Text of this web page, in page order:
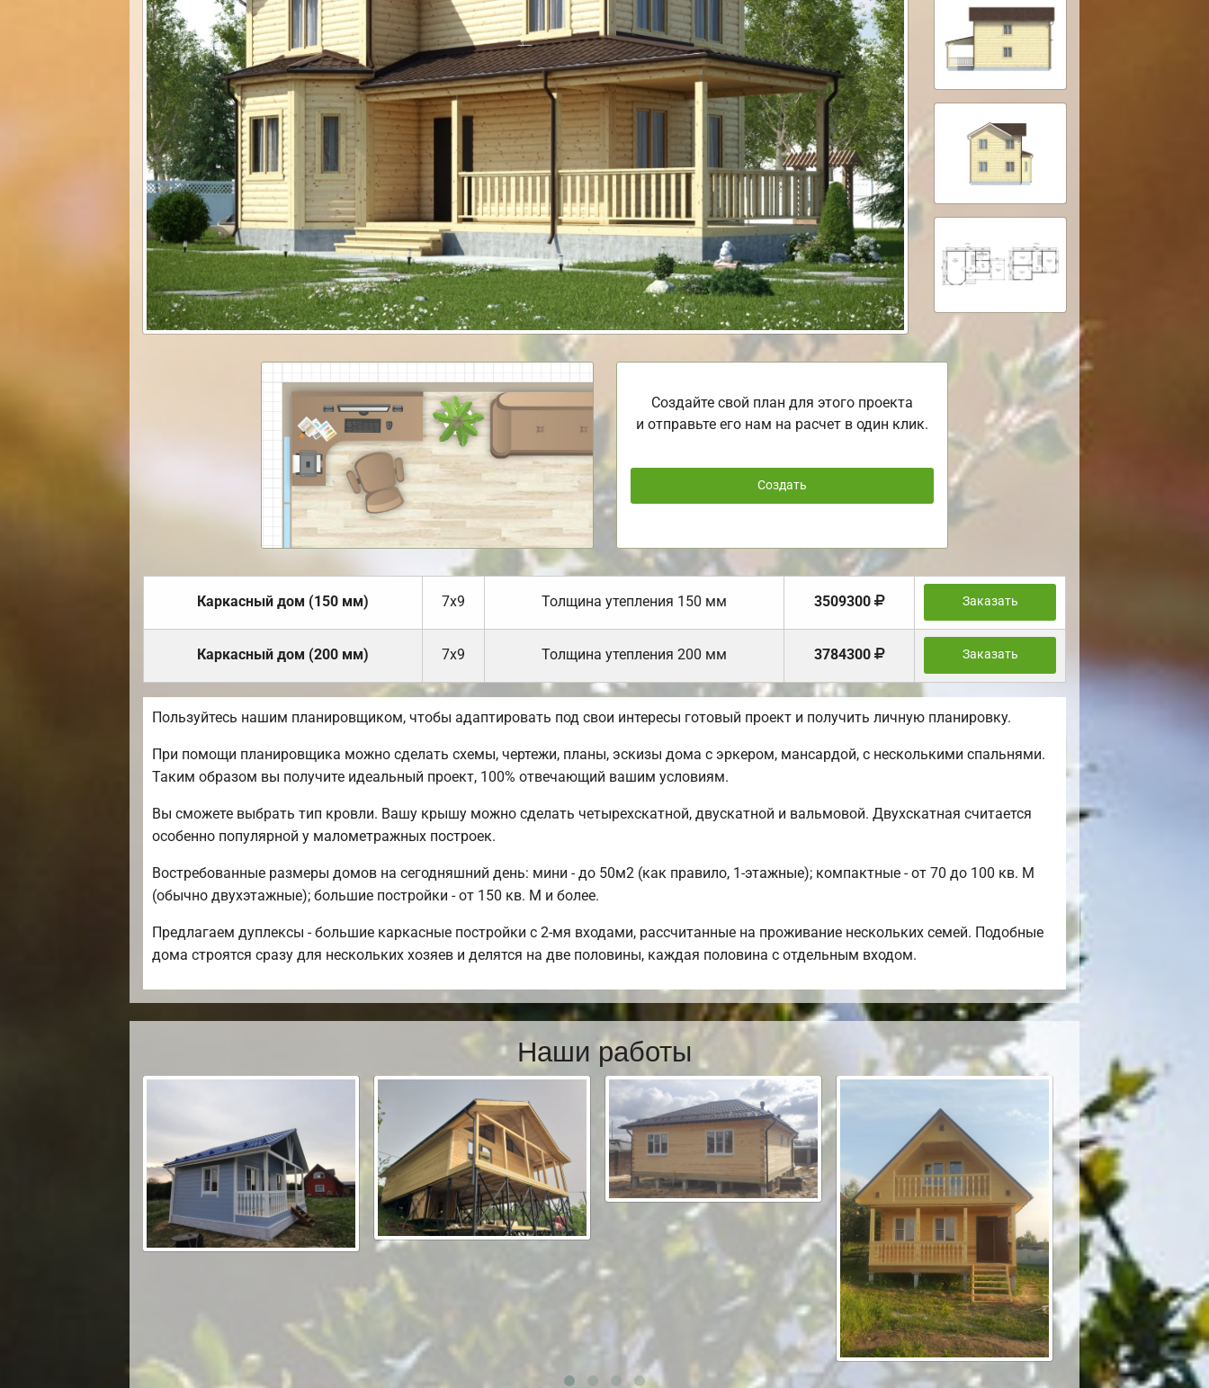
Создайте свой план для этого проекта
и отправьте его нам на расчет в один клик.
Создать
Каркасный дом (150 мм) 7х9 Толщина утепления 150 мм 3509300 Заказать
Каркасный дом (200 мм) 7х9 Толщина утепления 200 мм 3784300 Заказать
Пользуйтесь нашим планировщиком, чтобы адаптировать под свои интересы готовый проект и получить личную планировку.
При помощи планировщика можно сделать схемы, чертежи, планы, эскизы дома с эркером, мансардой, с несколькими спальнями.
Таким образом вы получите идеальный проект, 100% отвечающий вашим условиям.
Вы сможете выбрать тип кровли. Вашу крышу можно сделать четырехскатной, двускатной и вальмовой. Двухскатная считается
особенно популярной у малометражных построек.
Востребованные размеры домов на сегодняшний день: мини - до 50м2 (как правило, 1-этажные); компактные - от 70 до 100 кв. М
(обычно двухэтажные); большие постройки - от 150 кв. М и более.
Предлагаем дуплексы - большие каркасные постройки с 2-мя входами, рассчитанные на проживание нескольких семей. Подобные
дома строятся сразу для нескольких хозяев и делятся на две половины, каждая половина с отдельным входом.
Наши работы